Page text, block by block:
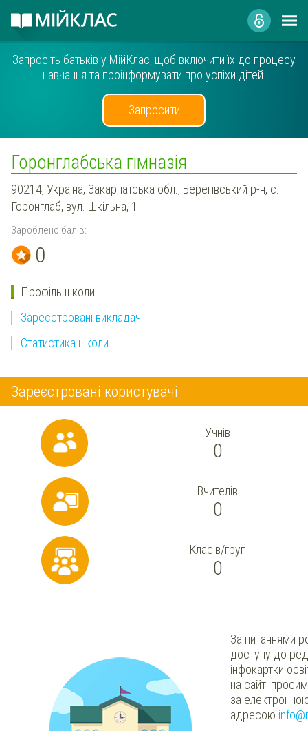
Запросіть батьків у МійКлас, щоб включити їх до процесу
навчання та проінформувати про успіхи дітей.
Запросити
Горонглабська гімназія
90214, Україна, Закарпатська обл., Берегівський р-н, с.
Горонглаб, вул. Шкільна, 1
Зароблено балів:
0
Профіль школи
Зареєстровані викладачі
Статистика школи
Зареєстровані користувачі
Учнів
0
Вчителів
0
Класів/груп
0
За питаннями
доступу до
інфокартки
на сайті
за
адресою